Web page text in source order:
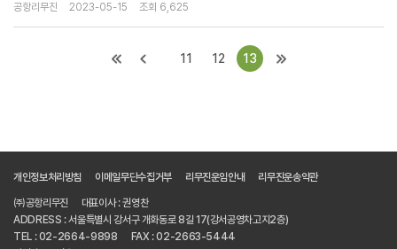
공항리무진 2023-05-15 조회 6,625
11 12 13
개인정보처리방침 이메일무단수집거부 리무진운임안내 리무진운송약관
㈜공항리무진
대표이사 : 권영찬
ADDRESS : 서울특별시 강서구 개화동로 8길 17(강서공영차고지2층)
TEL : 02-2664-9898
FAX : 02-2663-5444